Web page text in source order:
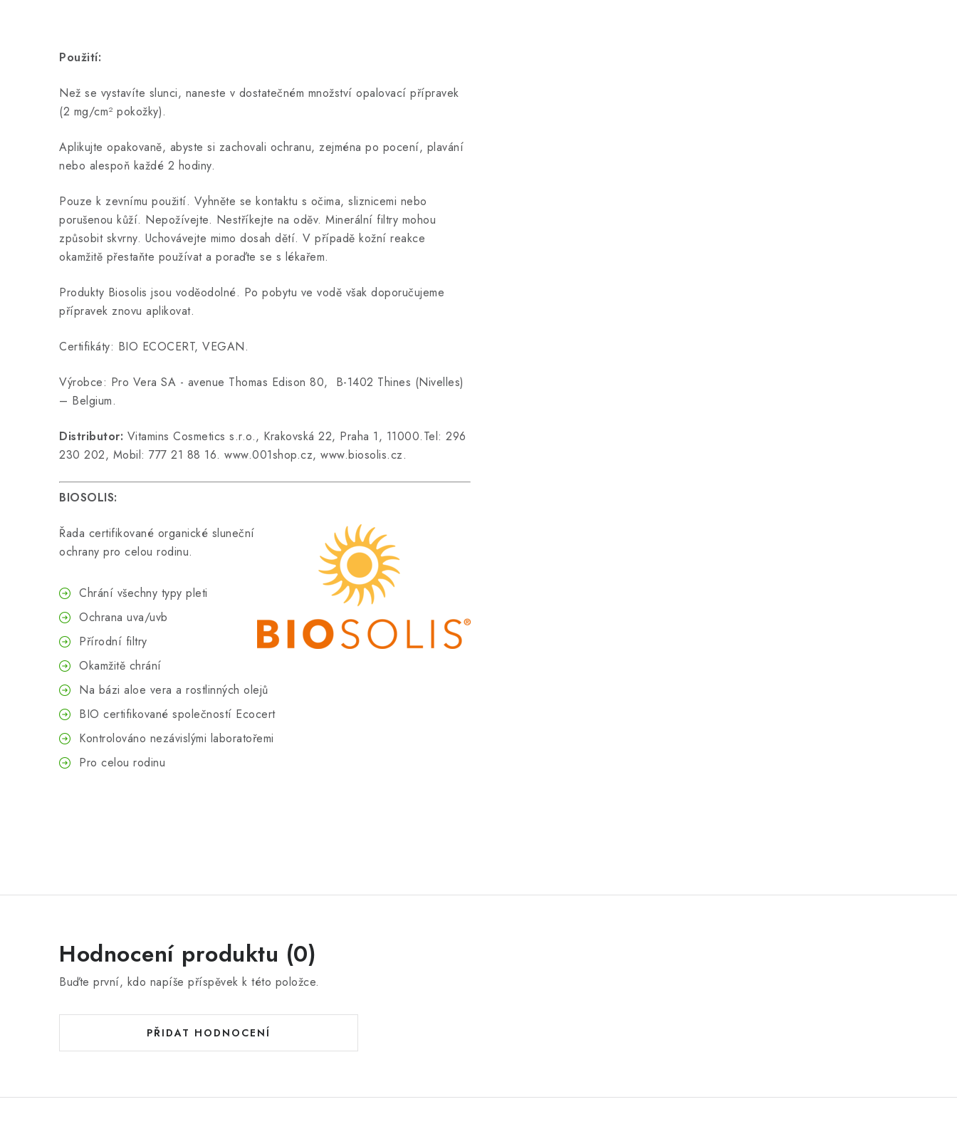
Použití:
Než se vystavíte slunci, naneste v dostatečném množství opalovací přípravek
(2 mg/cm² pokožky).
Aplikujte opakovaně, abyste si zachovali ochranu, zejména po pocení, plavání
nebo alespoň každé 2 hodiny.
Pouze k zevnímu použití. Vyhněte se kontaktu s očima, sliznicemi nebo
porušenou kůží. Nepožívejte. Nestříkejte na oděv. Minerální filtry mohou
způsobit skvrny. Uchovávejte mimo dosah dětí. V případě kožní reakce
okamžitě přestaňte používat a poraďte se s lékařem.
Produkty Biosolis jsou voděodolné. Po pobytu ve vodě však doporučujeme
přípravek znovu aplikovat.
Certifikáty: BIO ECOCERT, VEGAN.
Výrobce: Pro Vera SA - avenue Thomas Edison 80, B-1402 Thines (Nivelles)
– Belgium.
Distributor: Vitamins Cosmetics s.r.o., Krakovská 22, Praha 1, 11000.Tel: 296
230 202, Mobil: 777 21 88 16. www.001shop.cz, www.biosolis.cz.
BIOSOLIS:
Řada certifikované organické sluneční
ochrany pro celou rodinu.
Chrání všechny typy pleti
Ochrana uva/uvb
Přírodní filtry
Okamžitě chrání
Na bázi aloe vera a rostlinných olejů
BIO certifikované společností Ecocert
Kontrolováno nezávislými laboratořemi
Pro celou rodinu
Hodnocení produktu (0)
Buďte první, kdo napíše příspěvek k této položce.
PŘIDAT HODNOCENÍ